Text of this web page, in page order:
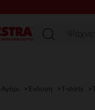
Αγόρι Ένδυση T-shirts